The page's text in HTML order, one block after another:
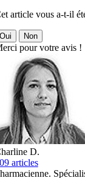
article vous a-t-il
Non
pour votre avis !
D.
articles